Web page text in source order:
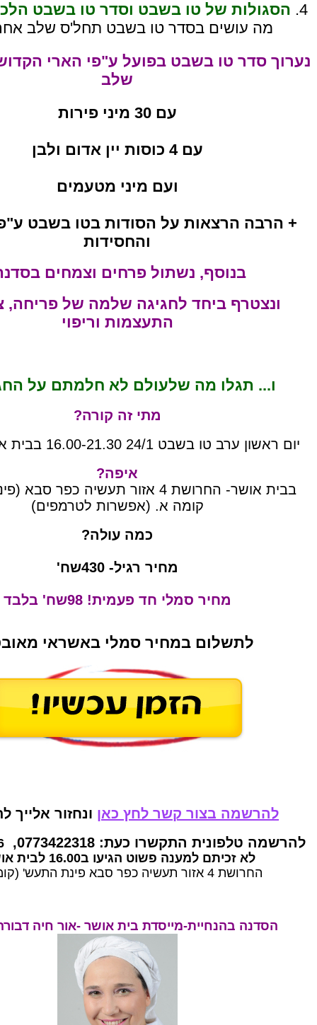
4. הסגולות של טו בשבט וסדר טו בשבט
מה עושים בסדר טו בשבט תחל'ס שלב
נערוך סדר טו בשבט בפועל ע"פי הארי
שלב
עם 30 מיני פירות
עם 4 כוסות יין אדום ולבן
ועם מיני מטעמים
+ הרבה הרצאות על הסודות בטו בשבט
והחסידות
בנוסף, נשתול פרחים וצמחים
ונצטרף ביחד לחגיגה שלמה של פריחה,
התעצמות וריפוי
ו... תגלו מה שלעולם לא חלמתם על
מתי זה קורה?
יום ראשון ערב טו בשבט 24/1 16.00-21.30 בבית אושר החדש
איפה?
בבית אושר- החרושת 4 אזור תעשיה כפר
קומה א. (אפשרות לטרמפים)
כמה עולה?
מחיר רגיל- 430שח'
מחיר סמלי חד פעמית! 98שח' בלבד
לתשלום במחיר סמלי באשראי
להרשמה בצור קשר לחץ כאן ונחזור אלייך
להרשמה טלפונית התקשרו כעת: 0773422318,
לא זכיתם למענה פשוט הגיעו ב16.00 לבית אושר:
החרושת 4 אזור תעשיה כפר סבא פינת התעש' (קומה 1)
הסדנה בהנחיית-מייסדת בית אושר -אור חיה